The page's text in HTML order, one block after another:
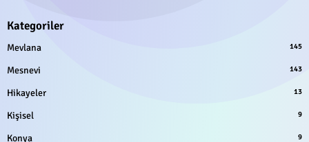
Kategoriler
Mevlana 145
Mesnevi 143
Hikayeler 13
Kişisel 9
Konya 9